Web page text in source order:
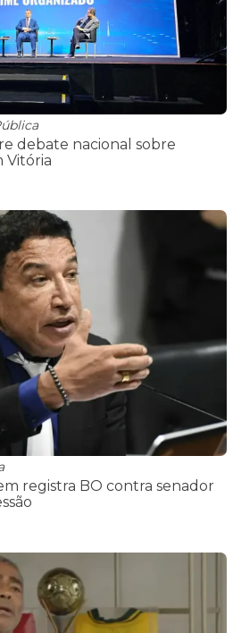
debate nacional sobre
Vitória
registra BO contra senador